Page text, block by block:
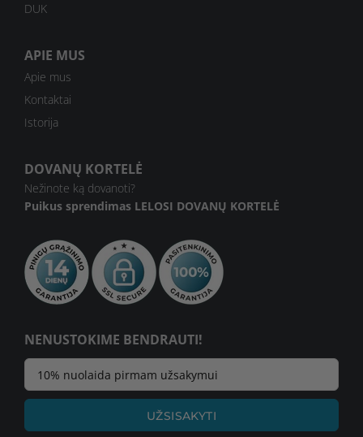
NENUSTOKIME BENDRAUTI!
UŽSISAKYTI
DUK
APIE MUS
Apie mus
Kontaktai
Istorija
DOVANŲ KORTELĖ
Nežinote ką dovanoti?
Puikus sprendimas LELOSI DOVANŲ KORTELĖ